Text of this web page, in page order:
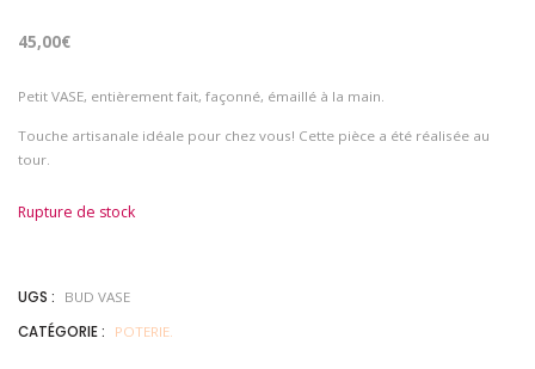
45,00€
Petit VASE, entièrement fait, façonné, émaillé à la main.
Touche artisanale idéale pour chez vous! Cette pièce a été réalisée au
tour.
Rupture de stock
UGS : BUD VASE
CATÉGORIE : POTERIE.